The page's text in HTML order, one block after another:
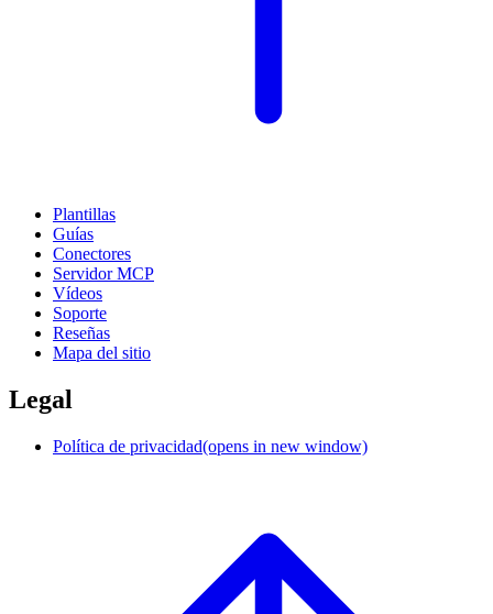
Plantillas
Guías
Conectores
Servidor MCP
Vídeos
Soporte
Reseñas
Mapa del sitio
Legal
Política de privacidad(opens in new window)